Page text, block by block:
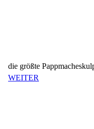
die größte
WEITER